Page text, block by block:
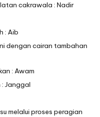
cakrawala : Nadir
: Aib
dengan cairan tambahan
: Awam
Janggal
melalui proses peragian